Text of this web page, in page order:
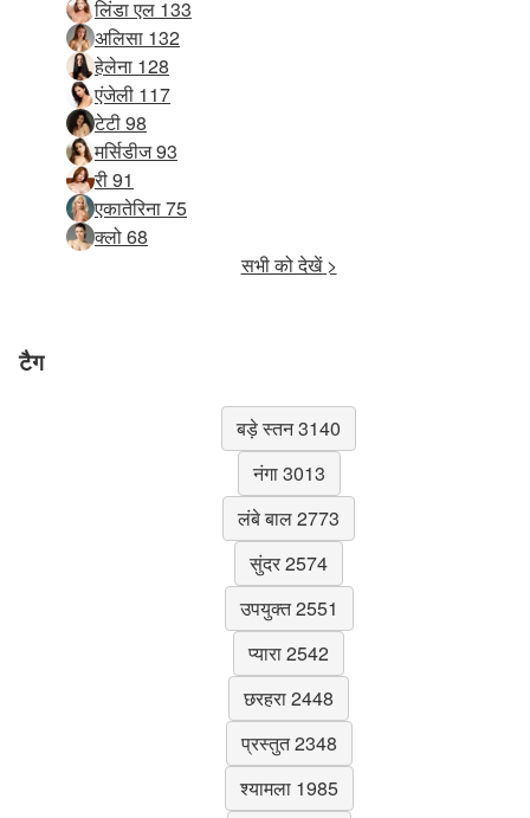
लिंडा एल 133
अलिसा 132
हेलेना 128
एंजेली 117
टेटी 98
मर्सिडीज 93
री 91
एकातेरिना 75
क्लो 68
सभी को देखें >
टैग
बड़े स्तन 3140
नंगा 3013
लंबे बाल 2773
सुंदर 2574
उपयुक्त 2551
प्यारा 2542
छरहरा 2448
प्रस्तुत 2348
श्यामला 1985